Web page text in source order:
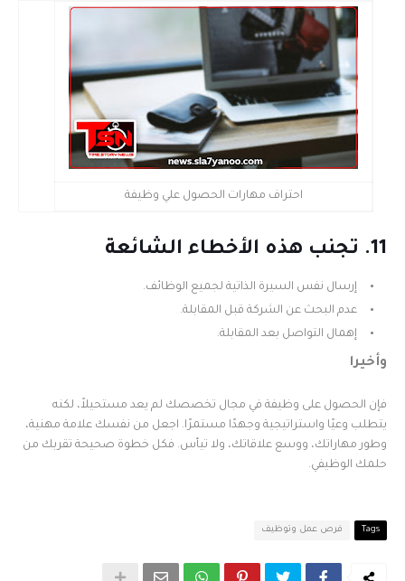
احتراف مهارات الحصول علي وظيفة
11. تجنب هذه الأخطاء الشائعة
إرسال نفس السيرة الذاتية لجميع الوظائف.
عدم البحث عن الشركة قبل المقابلة.
إهمال التواصل بعد المقابلة.
وأخيرا
فإن الحصول على وظيفة في مجال تخصصك لم يعد مستحيلاً، لكنه
يتطلب وعيًا واستراتيجية وجهدًا مستمرًا. اجعل من نفسك علامة مهنية،
وطور مهاراتك، ووسع علاقاتك، ولا تيأس. فكل خطوة صحيحة تقربك من
حلمك الوظيفي.
Tags فرص عمل وتوظيف